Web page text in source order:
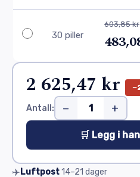
30 piller
603,85 kr
2 625,47 kr
Antall: − +
🛒 Legg i
✈️Luftpost14–21 dager